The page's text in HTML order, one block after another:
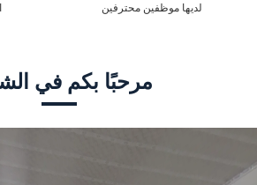
لديها موظفين محترفين
مرحبًا بكم في